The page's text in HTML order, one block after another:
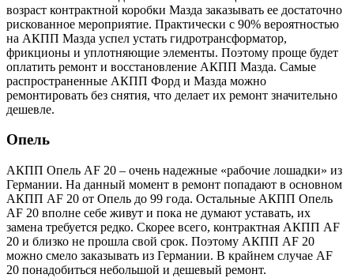
возраст контрактной коробки Мазда заказывать ее достаточно
рискованное мероприятие. Практически с 90% вероятностью
на АКПП Мазда успел устать гидротрансформатор,
фрикционы и уплотняющие элементы. Поэтому проще будет
оплатить ремонт и восстановление АКПП Мазда. Самые
распространенные АКПП Форд и Мазда можно
ремонтировать без снятия, что делает их ремонт значительно
дешевле.
Опель
АКПП Опель AF 20 – очень надежные «рабочие лошадки» из
Германии. На данный момент в ремонт попадают в основном
АКПП AF 20 от Опель до 99 года. Остальные АКПП Опель
AF 20 вполне себе живут и пока не думают уставать, их
замена требуется редко. Скорее всего, контрактная АКПП AF
20 и близко не прошла свой срок. Поэтому АКПП AF 20
можно смело заказывать из Германии. В крайнем случае AF
20 понадобиться небольшой и дешевый ремонт.